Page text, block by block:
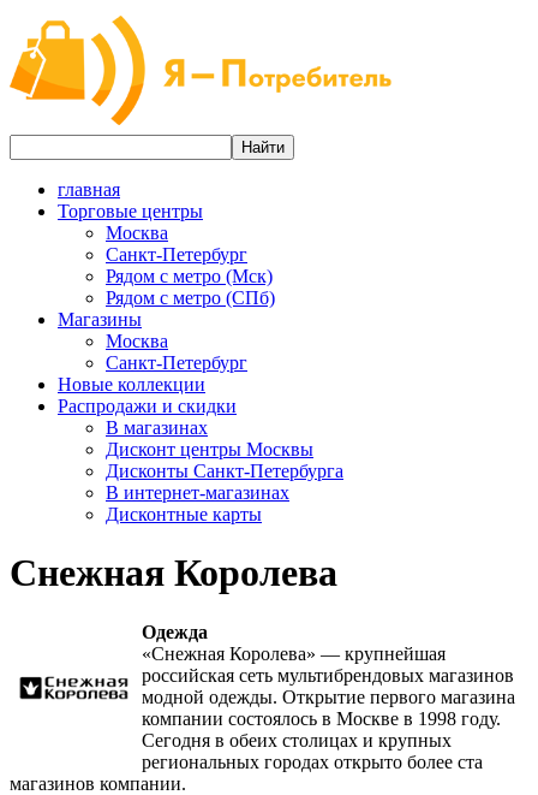
главная
Торговые центры
Москва
Санкт-Петербург
Рядом с метро (Мск)
Рядом с метро (СПб)
Магазины
Москва
Санкт-Петербург
Новые коллекции
Распродажи и скидки
В магазинах
Дисконт центры Москвы
Дисконты Санкт-Петербурга
В интернет-магазинах
Дисконтные карты
Снежная Королева
Одежда
«Снежная Королева» — крупнейшая
российская сеть мультибрендовых магазинов
модной одежды. Открытие первого магазина
компании состоялось в Москве в 1998 году.
Сегодня в обеих столицах и крупных
региональных городах открыто более ста
магазинов компании.